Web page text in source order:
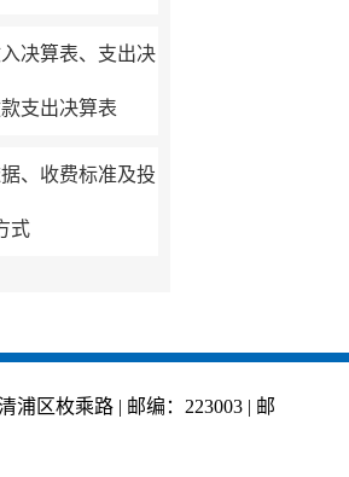
决算表、支出决
支出决算表
、收费标准及投
式
浦区枚乘路 | 邮编：223003 | 邮